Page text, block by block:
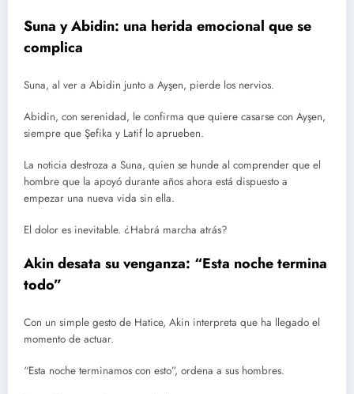
Suna y Abidin: una herida emocional que se
complica
Suna, al ver a Abidin junto a Ayşen, pierde los nervios.
Abidin, con serenidad, le confirma que quiere casarse con Ayşen,
siempre que Şefika y Latif lo aprueben.
La noticia destroza a Suna, quien se hunde al comprender que el
hombre que la apoyó durante años ahora está dispuesto a
empezar una nueva vida sin ella.
El dolor es inevitable. ¿Habrá marcha atrás?
Akin desata su venganza: “Esta noche termina
todo”
Con un simple gesto de Hatice, Akin interpreta que ha llegado el
momento de actuar.
“Esta noche terminamos con esto”, ordena a sus hombres.